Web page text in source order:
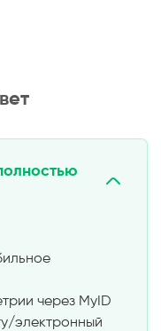
через MyID
электронный